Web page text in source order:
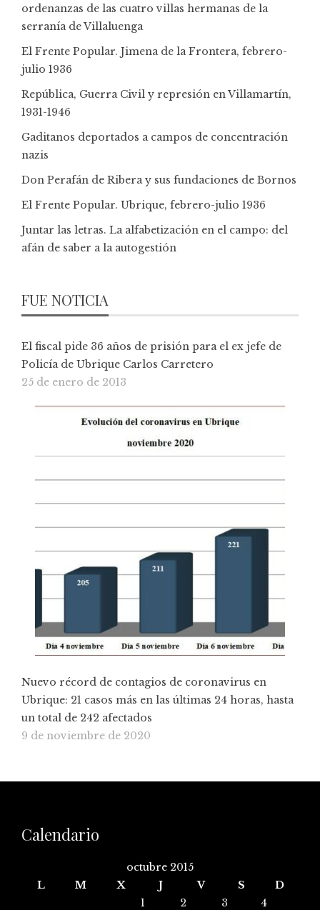
ordenanzas de las cuatro villas hermanas de la
serranía de Villaluenga
El Frente Popular. Jimena de la Frontera, febrero-
julio 1936
República, Guerra Civil y represión en Villamartín,
1931-1946
Gaditanos deportados a campos de concentración
nazis
Don Perafán de Ribera y sus fundaciones de Bornos
El Frente Popular. Ubrique, febrero-julio 1936
Juntar las letras. La alfabetización en el campo: del
afán de saber a la autogestión
FUE NOTICIA
El fiscal pide 36 años de prisión para el ex jefe de
Policía de Ubrique Carlos Carretero
25 de enero de 2013
Nuevo récord de contagios de coronavirus en
Ubrique: 21 casos más en las últimas 24 horas, hasta
un total de 242 afectados
9 de noviembre de 2020
Calendario
octubre 2015
L
M X J V S
D
1
2 3
4